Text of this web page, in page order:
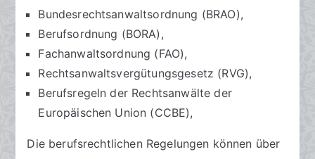
Bundesrechtsanwaltsordnung (BRAO),
Berufsordnung (BORA),
Fachanwaltsordnung (FAO),
Rechtsanwaltsvergütungsgesetz (RVG),
Berufsregeln der Rechtsanwälte der
Europäischen Union (CCBE),
Die berufsrechtlichen Regelungen können über